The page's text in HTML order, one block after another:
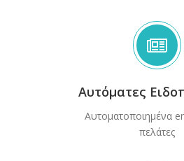
Αυτόματες
Αυτοματοποιημένα
πελάτες